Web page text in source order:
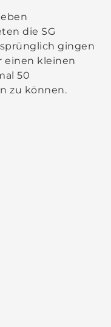
die SG
gingen
einen kleinen
50
zu können.